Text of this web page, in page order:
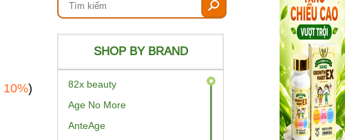
10%)
SHOP BY BRAND
82x beauty
Age No More
AnteAge